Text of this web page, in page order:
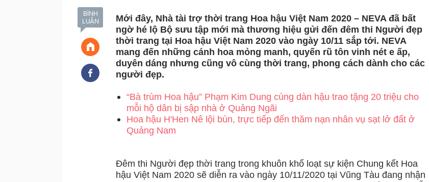
BÌNH
LUẬN
Mới đây, Nhà tài trợ thời trang Hoa hậu Việt Nam 2020 – NEVA đã bất
ngờ hé lộ Bộ sưu tập mới mà thương hiệu gửi đến đêm thi Người đẹp
thời trang tại Hoa hậu Việt Nam 2020 vào ngày 10/11 sắp tới. NEVA
mang đến những cánh hoa mỏng manh, quyến rũ tôn vinh nét e ấp,
duyên dáng nhưng cũng vô cùng thời trang, phong cách dành cho các
người đẹp.
“Bà trùm Hoa hậu” Phạm Kim Dung cùng dàn hậu trao tặng 20 triệu cho
mỗi hộ dân bị sập nhà ở Quảng Ngãi
Hoa hậu H'Hen Nê lội bùn, trực tiếp đến thăm nạn nhân vụ sạt lở đất ở
Quảng Nam
Đêm thi Người đẹp thời trang trong khuôn khổ loạt sự kiện Chung kết Hoa
hậu Việt Nam 2020 sẽ diễn ra vào ngày 10/11/2020 tại Vũng Tàu đang nhận